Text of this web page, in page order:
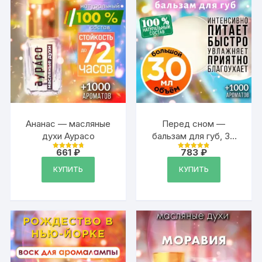
Ананас — масляные
духи Аурасо
Оценка
из 5
661₽
КУПИТЬ
Перед сном —
бальзам для губ, 30
мл
Оценка
из 5
783 ₽
КУПИТЬ